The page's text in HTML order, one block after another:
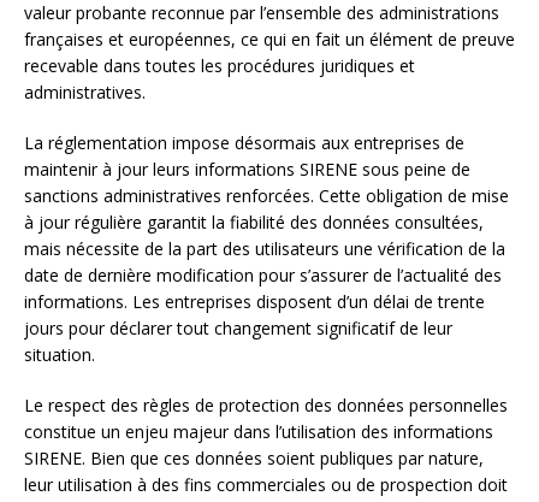
valeur probante reconnue par l’ensemble des administrations
françaises et européennes, ce qui en fait un élément de preuve
recevable dans toutes les procédures juridiques et
administratives.
La réglementation impose désormais aux entreprises de
maintenir à jour leurs informations SIRENE sous peine de
sanctions administratives renforcées. Cette obligation de mise
à jour régulière garantit la fiabilité des données consultées,
mais nécessite de la part des utilisateurs une vérification de la
date de dernière modification pour s’assurer de l’actualité des
informations. Les entreprises disposent d’un délai de trente
jours pour déclarer tout changement significatif de leur
situation.
Le respect des règles de protection des données personnelles
constitue un enjeu majeur dans l’utilisation des informations
SIRENE. Bien que ces données soient publiques par nature,
leur utilisation à des fins commerciales ou de prospection doit